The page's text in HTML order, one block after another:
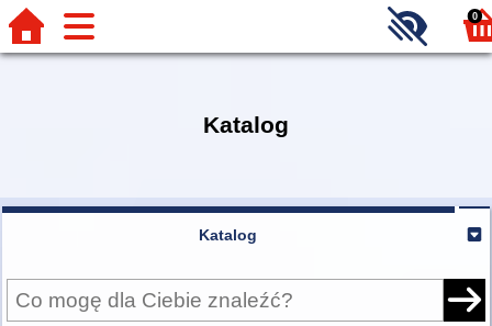
0
Katalog
Katalog